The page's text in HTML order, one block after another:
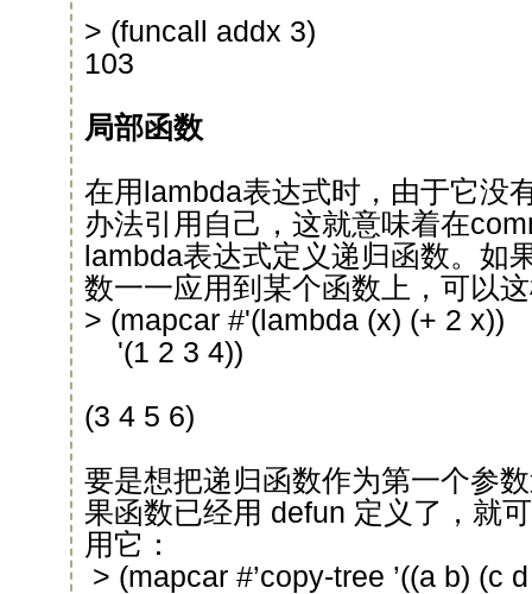
> (funcall addx 3)
103
局部函数
在用lambda表达式时，由于它没
办法引用自己，这就意味着在
lambda表达式定义递归函数。如
数一一应用到某个函数上，可以
> (mapcar #'(lambda (x) (+ 2 x))
'(1 2 3 4))
(3 4 5 6)
要是想把递归函数作为第一个参
果函数已经用 defun 定义了，就
用它：
> (mapcar #’copy-tree ’((a b) (c